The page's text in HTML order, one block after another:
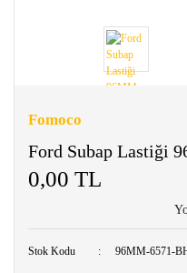
Fomoco
Ford Subap Lastiği
0,00 TL
Stok Kodu 96MM-6571-